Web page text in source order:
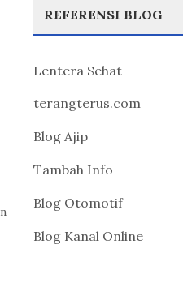
REFERENSI BLOG
Lentera Sehat
terangterus.com
Blog Ajip
Tambah Info
Blog Otomotif
Blog Kanal Online